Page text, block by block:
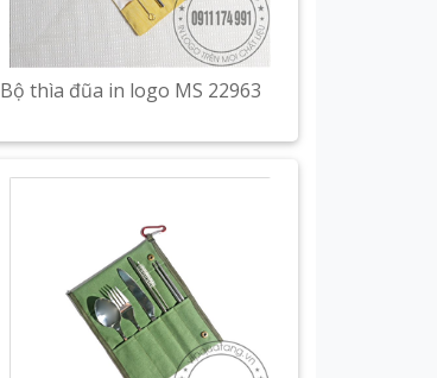
Bộ thìa đũa in logo MS 22963